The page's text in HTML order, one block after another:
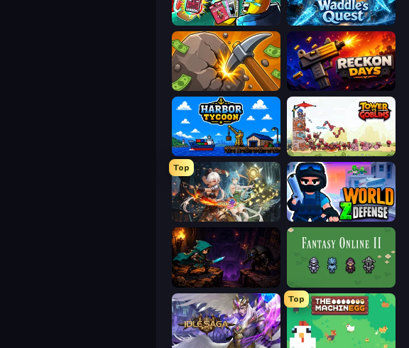
Cardlike Waddle's Quest
Mine Clicker Reckon Days
Harbor Tycoon Tower vs Goblins
Top
Crystal Saga: Nova World Z Defense - Zombie Defense
Dungeon Descent
Top